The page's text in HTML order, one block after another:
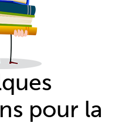
pour la